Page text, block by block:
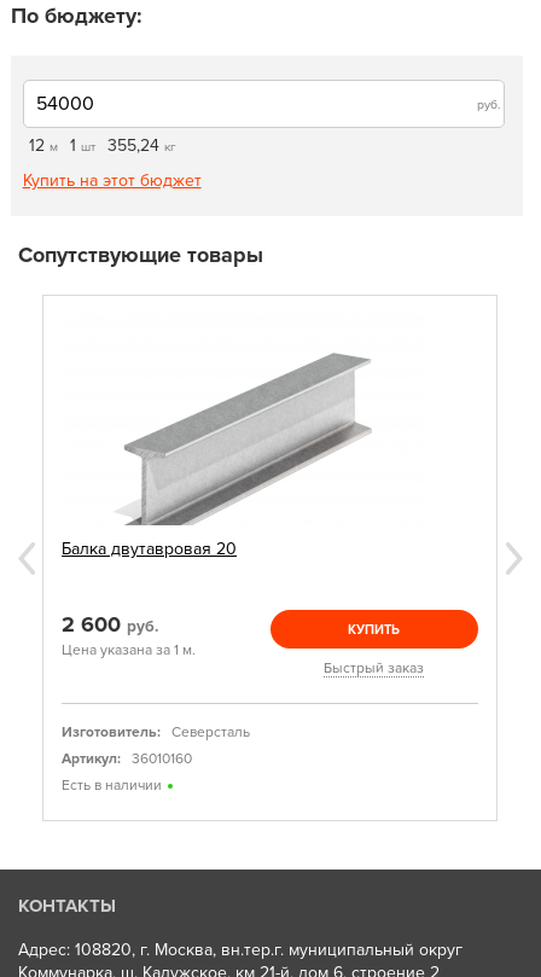
По бюджету:
руб.
12 м 1 шт 355,24 кг
Купить на этот бюджет
Сопутствующие товары
Балка двутавровая 20
2 600 руб.
Цена указана за 1 м.
КУПИТЬ
Быстрый заказ
Изготовитель:
Северсталь
Артикул:
36010160
Есть в наличии
КОНТАКТЫ
Адрес: 108820, г. Москва, вн.тер.г. муниципальный округ
Коммунарка, ш. Калужское, км 21-й, дом 6, строение 2